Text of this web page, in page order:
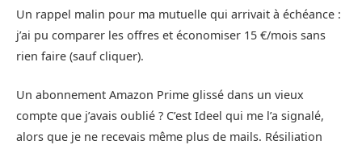
Un rappel malin pour ma mutuelle qui arrivait à échéance :
j’ai pu comparer les offres et économiser 15 €/mois sans
rien faire (sauf cliquer).
Un abonnement Amazon Prime glissé dans un vieux
compte que j’avais oublié ? C’est Ideel qui me l’a signalé,
alors que je ne recevais même plus de mails. Résiliation